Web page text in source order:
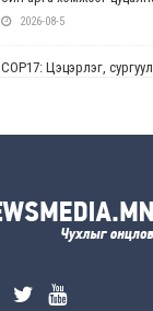
2026-08-5
СОР17: Цэцэрлэг,
2026-08-5
2026-08-5